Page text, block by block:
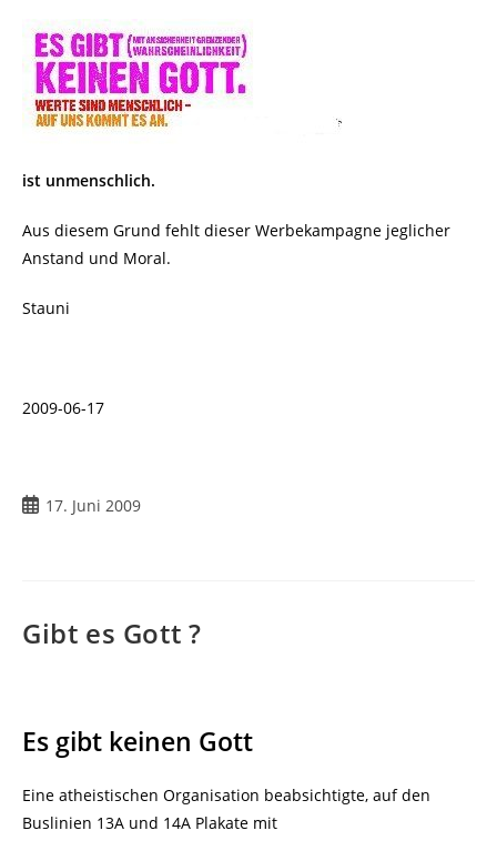
ist unmenschlich.
Aus diesem Grund fehlt dieser Werbekampagne jeglicher
Anstand und Moral.
Stauni
2009-06-17
Beitrag17. Juni 2009
Gibt es Gott ?
Es gibt keinen Gott
Eine atheistischen Organisation beabsichtigte, auf den
Buslinien 13A und 14A Plakate mit